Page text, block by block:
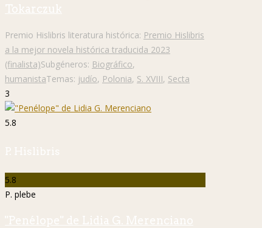
Tokarczuk
Premio Hislibris literatura histórica: Premio Hislibris
a la mejor novela histórica traducida 2023
(finalista)Subgéneros: Biográfico,
humanistaTemas: judío, Polonia, S. XVIII, Secta
3
5.8
P. Hislibris
5.8
P. plebe
"Penélope" de Lidia G. Merenciano